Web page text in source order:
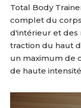
Total Body
complet du
d'intérieur et des
traction du haut
un maximum de
de haute